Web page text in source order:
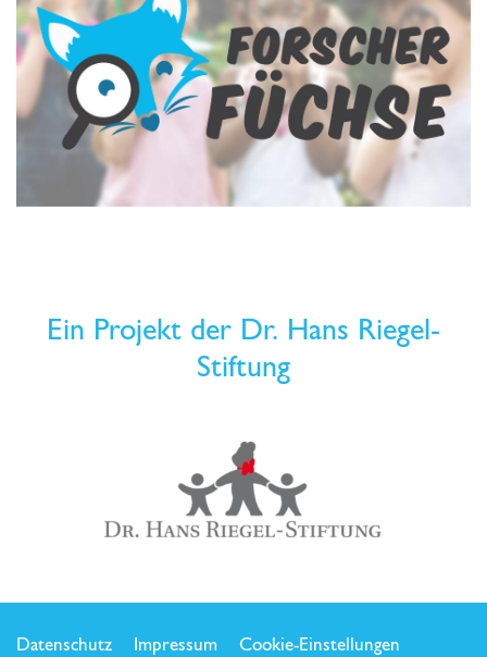
Ein Projekt der Dr. Hans Riegel-
Stiftung
Datenschutz Impressum Cookie-Einstellungen